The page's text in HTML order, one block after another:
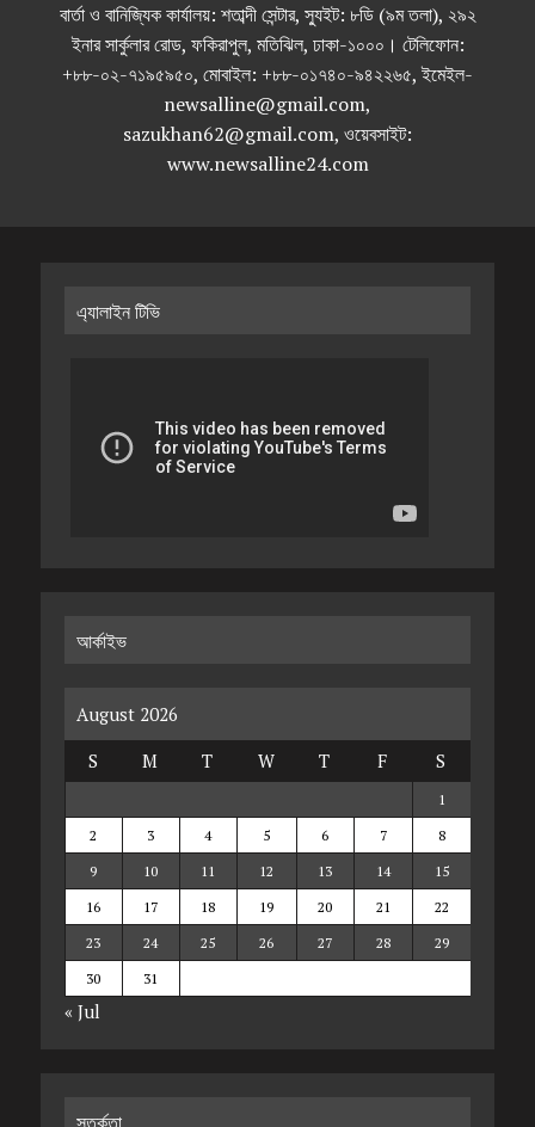
বার্তা ও বানিজ্যিক কার্যালয়: শতাব্দী সেন্টার, স্যুইট: ৮ডি (৯ম তলা), ২৯২
ইনার সার্কুলার রোড, ফকিরাপুল, মতিঝিল, ঢাকা-১০০০। টেলিফোন:
+৮৮-০২-৭১৯৫৯৫০, মোবাইল: +৮৮-০১৭৪০-৯৪২২৬৫, ইমেইল-
newsalline@gmail.com,
sazukhan62@gmail.com, ওয়েবসাইট:
www.newsalline24.com
এ্যালাইন টিভি
আর্কাইভ
August 2026
S
M T W T F S
1
2
3 4 5 6 7
8
9
10 11 12 13 14
15
16
17 18 19 20 21
22
23
24 25 26 27 28
29
30
31
« Jul